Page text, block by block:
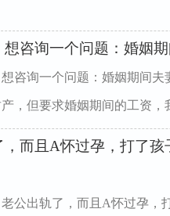
想咨询一个问题：婚姻
咨询一个问题：婚姻期间
，但要求婚姻期间的工资，
，而且A怀过孕，打了
公出轨了，而且A怀过孕，